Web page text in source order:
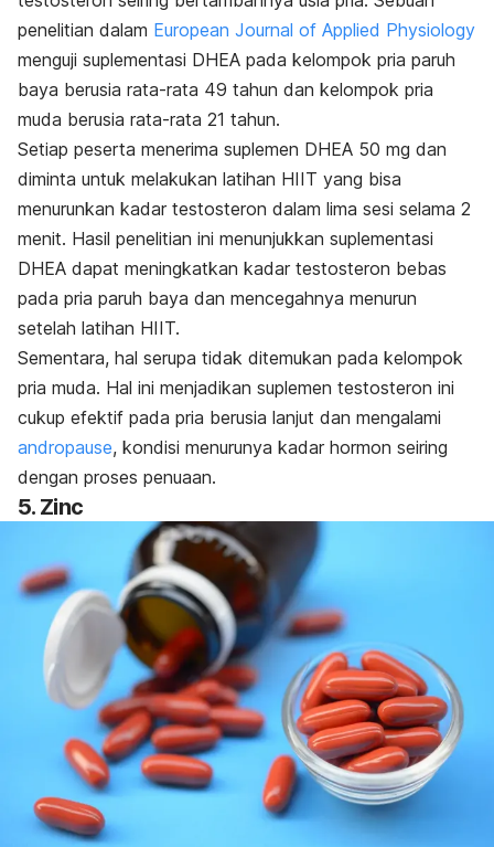
penelitian dalam European Journal of Applied Physiology
menguji suplementasi DHEA pada kelompok pria paruh
baya berusia rata-rata 49 tahun dan kelompok pria
muda berusia rata-rata 21 tahun.
Setiap peserta menerima suplemen DHEA 50 mg dan
diminta untuk melakukan latihan HIIT yang bisa
menurunkan kadar testosteron dalam lima sesi selama 2
menit. Hasil penelitian ini menunjukkan suplementasi
DHEA dapat meningkatkan kadar testosteron bebas
pada pria paruh baya dan mencegahnya menurun
setelah latihan HIIT.
Sementara, hal serupa tidak ditemukan pada kelompok
pria muda. Hal ini menjadikan suplemen testosteron ini
cukup efektif pada pria berusia lanjut dan mengalami
andropause, kondisi menurunya kadar hormon seiring
dengan proses penuaan.
5. Zinc